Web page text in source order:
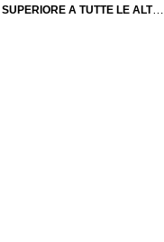
SUPERIORE A TUTTE LE ALTRE